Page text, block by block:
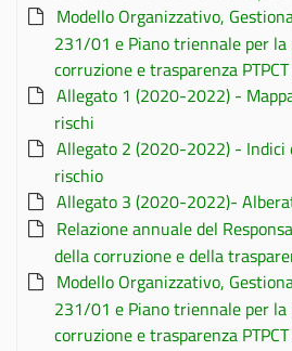
Modello Organizzativo,
231/01 e Piano triennale per la
corruzione e trasparenza
Allegato 1 (2020-2022) -
rischi
Allegato 2 (2020-2022) - Indici
rischio
Allegato 3 (2020-2022)-
Relazione annuale del
della corruzione e della
Modello Organizzativo,
231/01 e Piano triennale per la
corruzione e trasparenza